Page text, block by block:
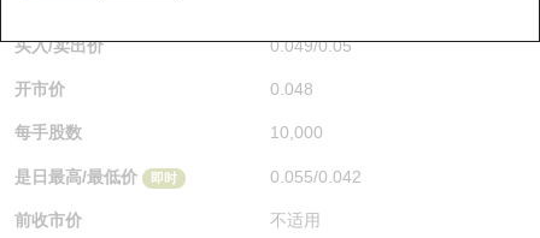
买入/卖出价 0.049/0.05
开市价 0.048
每手股数 10,000
是日最高/最低价 即时 0.055/0.042
前收市价 不适用
认股证分析仪
认股证速算机
认股证/牛熊证日志
新发行瑞银牛熊证
已收回牛熊证剩余价值
牛熊证到期结算价查找
街货统计
三十大平均引伸波幅
科指成份股
相关资产沽空
中资ETFs溢价比较
牛熊证投资者教育
认股证牛熊证常问问题